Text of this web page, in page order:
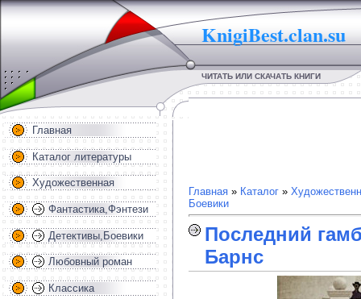
KnigiBest.clan.su
ЧИТАТЬ ИЛИ СКАЧАТЬ КНИГИ
Главная
Каталог литературы
Художественная
Фантастика,Фэнтези
Детективы,Боевики
Любовный роман
Классика
Главная » Каталог »
Боевики
Последний
Барнс